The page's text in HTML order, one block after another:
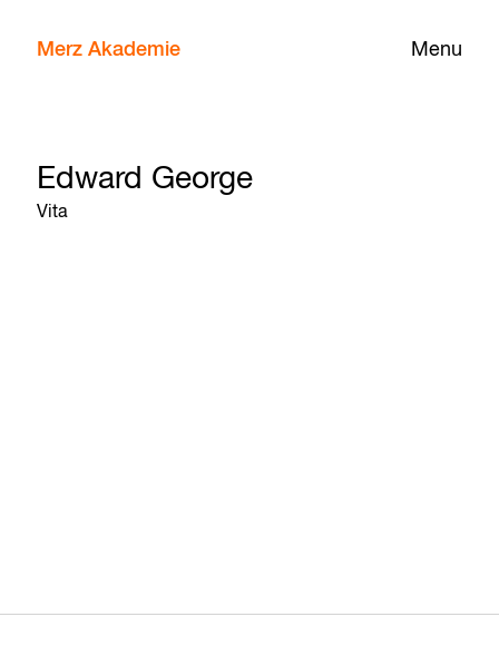
Menu
Merz Akademie
Edward George
Vita